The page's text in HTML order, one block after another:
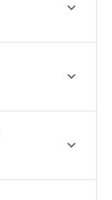


